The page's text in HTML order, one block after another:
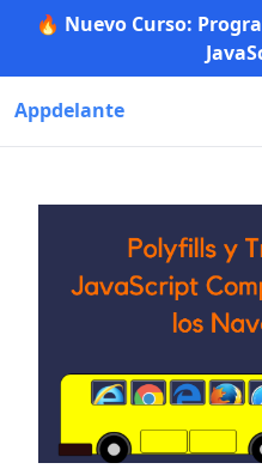
🔥 Nuevo Curso:
Appdelante